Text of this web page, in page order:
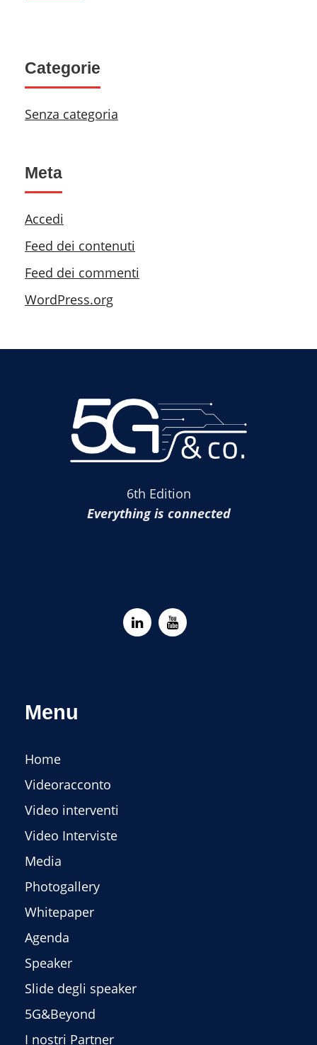
Categorie
Senza categoria
Meta
Accedi
Feed dei contenuti
Feed dei commenti
WordPress.org
6th Edition
Everything is connected
Menu
Home
Videoracconto
Video interventi
Video Interviste
Media
Photogallery
Whitepaper
Agenda
Speaker
Slide degli speaker
5G&Beyond
I nostri Partner